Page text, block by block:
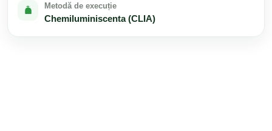
Metodă de execuție
Chemiluminiscenta (CLIA)